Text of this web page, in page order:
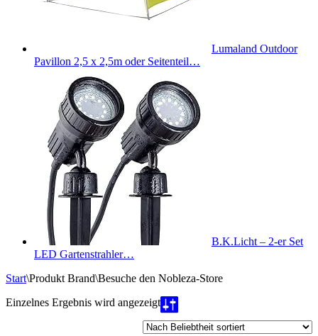
Lumaland Outdoor
Pavillon 2,5 x 2,5m oder Seitenteil…
B.K.Licht – 2-er Set
LED Gartenstrahler…
Start\Produkt Brand\Besuche den Nobleza-Store
Einzelnes Ergebnis wird angezeigt